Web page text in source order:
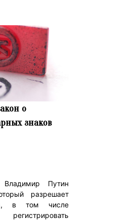
о
знаков
Владимир Путин
разрешает
в том числе